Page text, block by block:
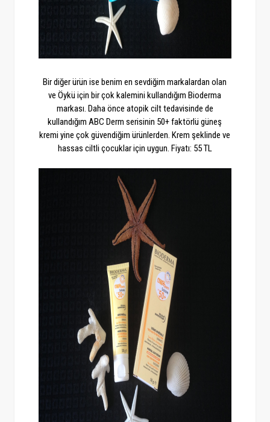
Bir diğer ürün ise benim en sevdiğim markalardan olan
ve Öykü için bir çok kalemini kullandığım Bioderma
markası. Daha önce atopik cilt tedavisinde de
kullandığım ABC Derm serisinin 50+ faktörlü güneş
kremi yine çok güvendiğim ürünlerden. Krem şeklinde ve
hassas ciltli çocuklar için uygun. Fiyatı: 55 TL